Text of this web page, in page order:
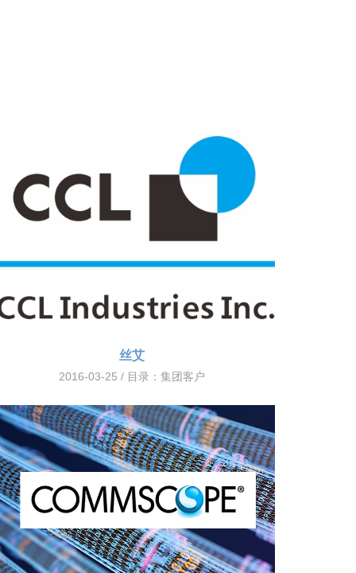
丝艾
2016-03-25 / 目录： 集团客户